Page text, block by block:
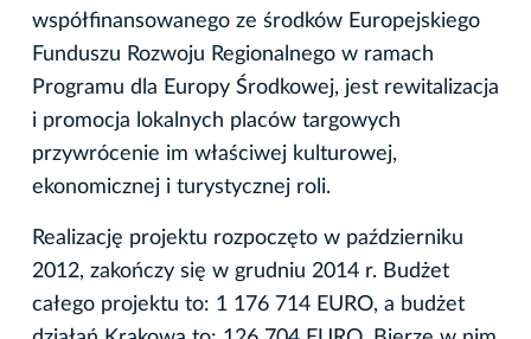
współfinansowanego ze środków Europejskiego
Funduszu Rozwoju Regionalnego w ramach
Programu dla Europy Środkowej, jest rewitalizacja
i promocja lokalnych placów targowych
przywrócenie im właściwej kulturowej,
ekonomicznej i turystycznej roli.
Realizację projektu rozpoczęto w październiku
2012, zakończy się w grudniu 2014 r. Budżet
całego projektu to: 1 176 714 EURO, a budżet